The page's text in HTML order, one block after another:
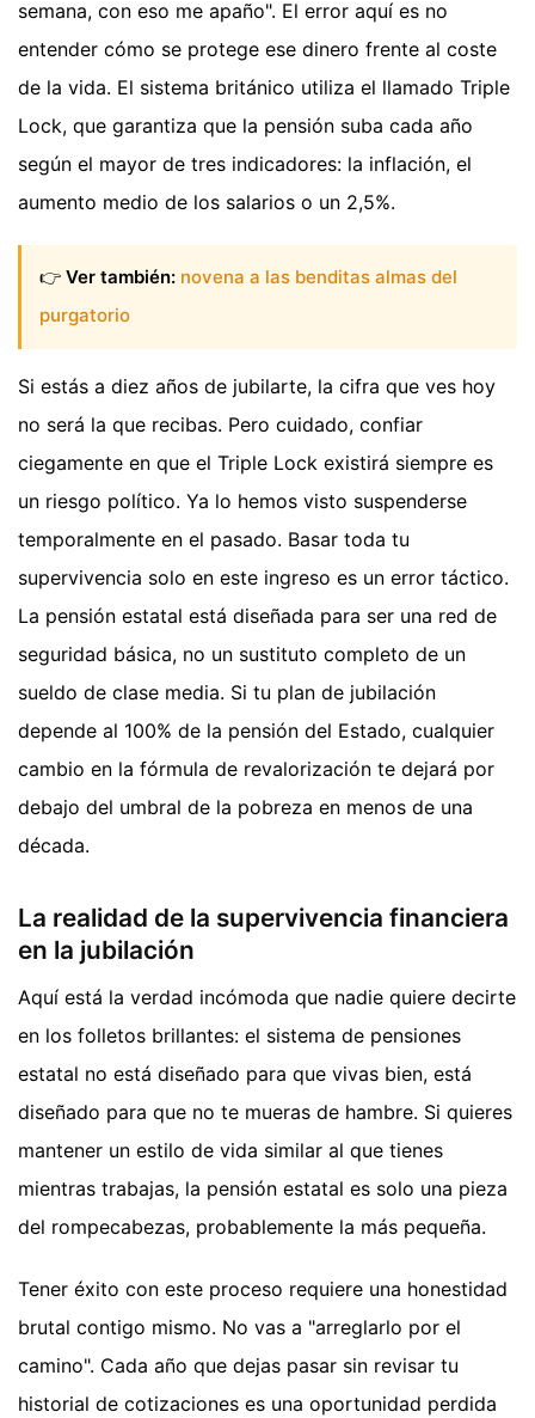
semana, con eso me apaño". El error aquí es no
entender cómo se protege ese dinero frente al coste
de la vida. El sistema británico utiliza el llamado Triple
Lock, que garantiza que la pensión suba cada año
según el mayor de tres indicadores: la inflación, el
aumento medio de los salarios o un 2,5%.
👉 Ver también: novena a las benditas almas del
purgatorio
Si estás a diez años de jubilarte, la cifra que ves hoy
no será la que recibas. Pero cuidado, confiar
ciegamente en que el Triple Lock existirá siempre es
un riesgo político. Ya lo hemos visto suspenderse
temporalmente en el pasado. Basar toda tu
supervivencia solo en este ingreso es un error táctico.
La pensión estatal está diseñada para ser una red de
seguridad básica, no un sustituto completo de un
sueldo de clase media. Si tu plan de jubilación
depende al 100% de la pensión del Estado, cualquier
cambio en la fórmula de revalorización te dejará por
debajo del umbral de la pobreza en menos de una
década.
La realidad de la supervivencia financiera
en la jubilación
Aquí está la verdad incómoda que nadie quiere decirte
en los folletos brillantes: el sistema de pensiones
estatal no está diseñado para que vivas bien, está
diseñado para que no te mueras de hambre. Si quieres
mantener un estilo de vida similar al que tienes
mientras trabajas, la pensión estatal es solo una pieza
del rompecabezas, probablemente la más pequeña.
Tener éxito con este proceso requiere una honestidad
brutal contigo mismo. No vas a "arreglarlo por el
camino". Cada año que dejas pasar sin revisar tu
historial de cotizaciones es una oportunidad perdida